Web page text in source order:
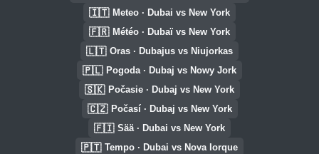
🇮🇹 Meteo · Dubai vs New York
🇫🇷 Météo · Dubaï vs New York
🇱🇹 Oras · Dubajus vs Niujorkas
🇵🇱 Pogoda · Dubaj vs Nowy Jork
🇸🇰 Počasie · Dubaj vs New York
🇨🇿 Počasí · Dubaj vs New York
🇫🇮 Sää · Dubai vs New York
🇵🇹 Tempo · Dubai vs Nova Iorque